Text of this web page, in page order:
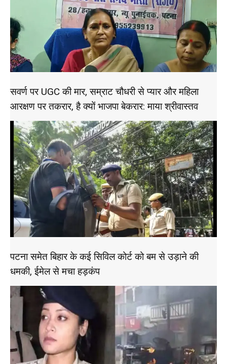
सवर्ण पर UGC की मार, सम्राट चौधरी से प्यार और महिला
आरक्षण पर तकरार, है क्यों भाजपा बेकरार: माया श्रीवास्तव
पटना समेत बिहार के कई सिविल कोर्ट को बम से उड़ाने की
धमकी, ईमेल से मचा हड़कंप